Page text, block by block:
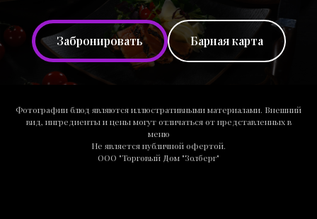
Забронировать Барная карта
Фотографии блюд являются иллюстративными материалами. Внешний
вид, ингредиенты и цены могут отличаться от представленных в
меню
Не является публичной офертой.
ООО "Торговый Дом "Золберг"